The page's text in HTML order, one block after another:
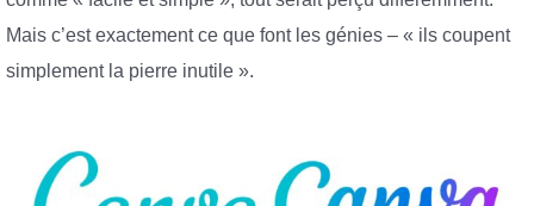
Mais c’est exactement ce que font les génies – « ils coupent
simplement la pierre inutile ».